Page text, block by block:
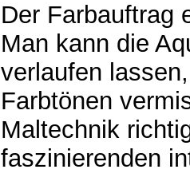
Der Farbauftrag
Man kann die
verlaufen
Farbtönen
Maltechnik
faszinierenden